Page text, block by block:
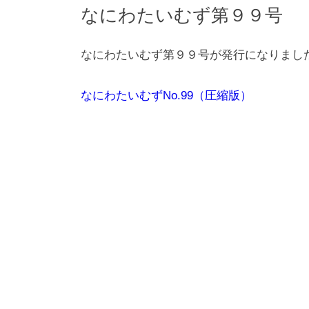
なにわたいむず第９９号
なにわたいむず第９９号が発行になりまし
なにわたいむずNo.99（圧縮版）